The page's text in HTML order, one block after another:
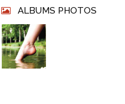
ALBUMS PHOTOS